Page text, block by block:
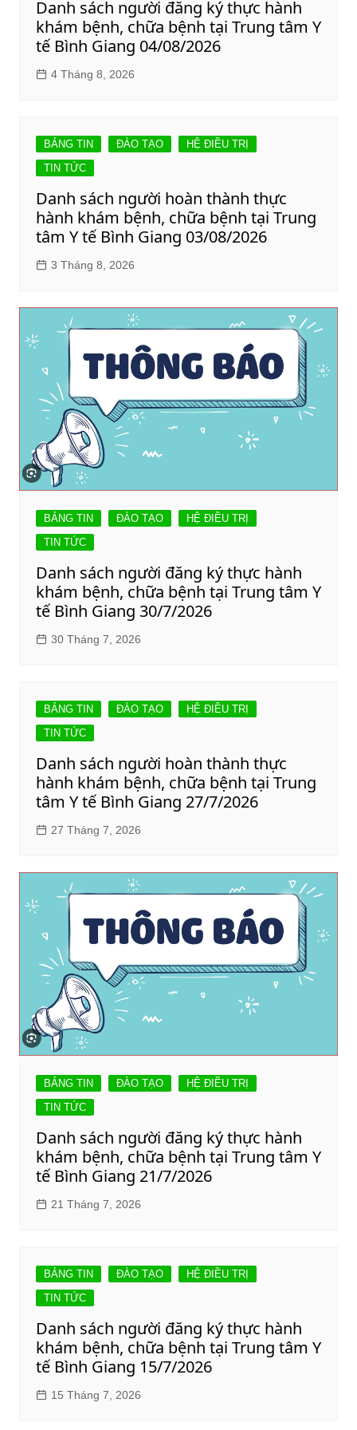
Danh sách người đăng ký thực hành
khám bệnh, chữa bệnh tại Trung tâm Y
tế Bình Giang 04/08/2026
4 Tháng 8, 2026
BẢNG TIN ĐÀO TẠO
HỆ ĐIỀU TRỊ
TIN TỨC
Danh sách người hoàn thành thực
hành khám bệnh, chữa bệnh tại Trung
tâm Y tế Bình Giang 03/08/2026
3 Tháng 8, 2026
BẢNG TIN ĐÀO TẠO
HỆ ĐIỀU TRỊ
TIN TỨC
Danh sách người đăng ký thực hành
khám bệnh, chữa bệnh tại Trung tâm Y
tế Bình Giang 30/7/2026
30 Tháng 7, 2026
BẢNG TIN ĐÀO TẠO
HỆ ĐIỀU TRỊ
TIN TỨC
Danh sách người hoàn thành thực
hành khám bệnh, chữa bệnh tại Trung
tâm Y tế Bình Giang 27/7/2026
27 Tháng 7, 2026
BẢNG TIN ĐÀO TẠO
HỆ ĐIỀU TRỊ
TIN TỨC
Danh sách người đăng ký thực hành
khám bệnh, chữa bệnh tại Trung tâm Y
tế Bình Giang 21/7/2026
21 Tháng 7, 2026
BẢNG TIN ĐÀO TẠO
HỆ ĐIỀU TRỊ
TIN TỨC
Danh sách người đăng ký thực hành
khám bệnh, chữa bệnh tại Trung tâm Y
tế Bình Giang 15/7/2026
15 Tháng 7, 2026